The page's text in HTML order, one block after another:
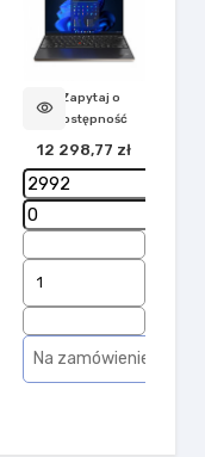
Zapytaj o
dostępność
visibility
12 298,77 zł
Na zamówienie